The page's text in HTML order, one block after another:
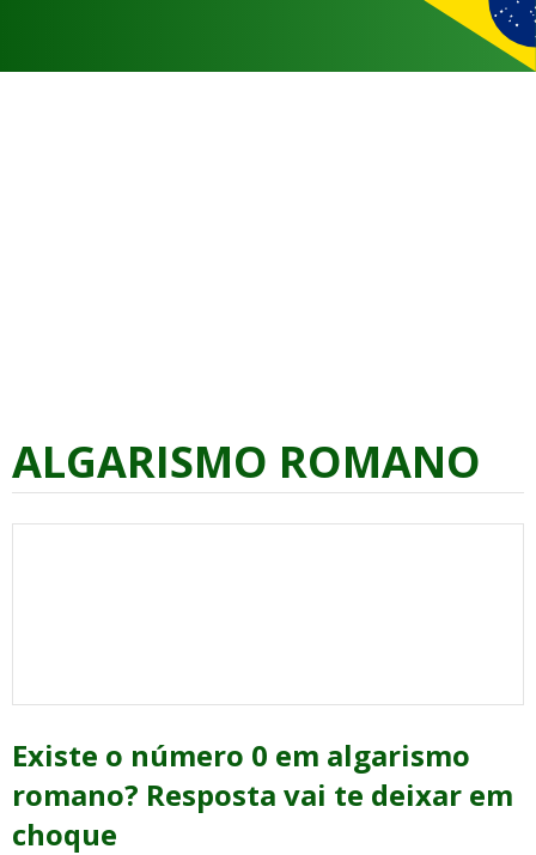
ALGARISMO ROMANO
Existe o número 0 em algarismo
romano? Resposta vai te deixar em
choque